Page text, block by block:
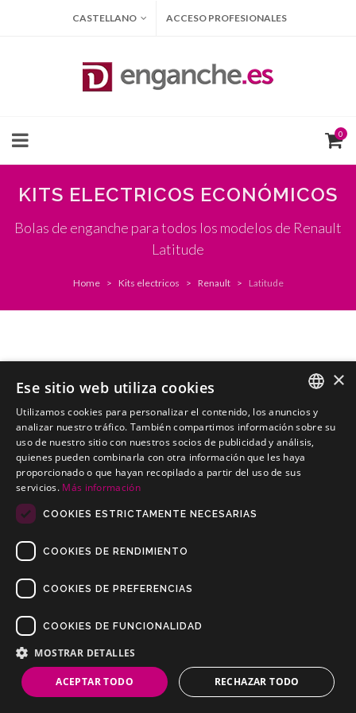
CASTELLANO ACCESO PROFESIONALES
0
KITS ELECTRICOS ECONÓMICOS
Bolas de enganche para todos los modelos de Renault
Latitude
Home Kits electricos Renault Latitude
RENAULT Latitude Berlina
Kits electricos económicos para RENAULT Latitude Berlina
Copyrights © 2019 Todos los Derechos Reservados Dilusur, S.L.
Condiciones de Venta /
Política de Privacidad
/Política de Cookies
SPANISH
PORTUGUESE
×
Ese sitio web utiliza cookies
Utilizamos cookies para personalizar el contenido, los anuncios y
analizar nuestro tráfico. También compartimos información sobre su
uso de nuestro sitio con nuestros socios de publicidad y análisis,
quienes pueden combinarla con otra información que les haya
proporcionado o que hayan recopilado a partir del uso de sus
servicios. Más información
COOKIES ESTRICTAMENTE NECESARIAS
COOKIES DE RENDIMIENTO
COOKIES DE PREFERENCIAS
COOKIES DE FUNCIONALIDAD
MOSTRAR DETALLES
ACEPTAR TODO RECHAZAR TODO